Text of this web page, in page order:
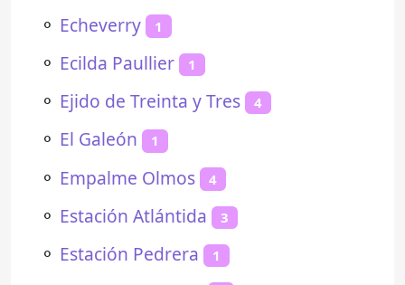
⚬ Echeverry 1
⚬ Ecilda Paullier 1
⚬ Ejido de Treinta y Tres 4
⚬ El Galeón 1
⚬ Empalme Olmos 4
⚬ Estación Atlántida 3
⚬ Estación Pedrera 1